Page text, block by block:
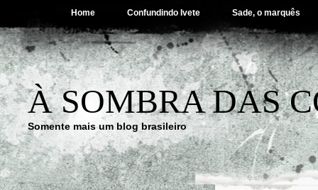
Home Confundindo Ivete Sade, o marquês
À SOMBRA DAS
Somente mais um blog brasileiro